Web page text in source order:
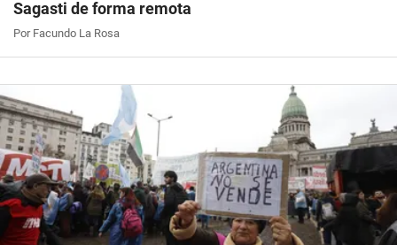
Sagasti de forma remota
Por Facundo La Rosa